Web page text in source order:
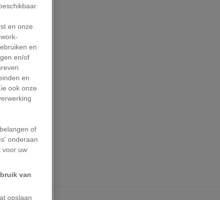
en onze
en
en/of
en
ook onze
of
onderaan
voor uw
van
opslaan